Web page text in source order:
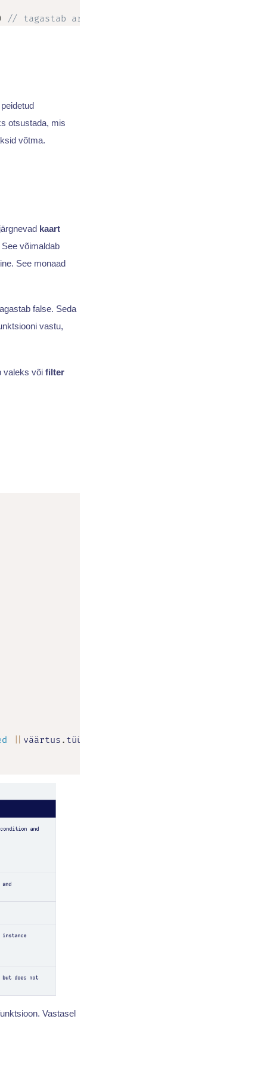
// tagastab arvu vahemikus 0 ja 200
otsustada, mis
võtma.
kaart
võimaldab
See monaad
false. Seda
vastu,
valeks või filter
väärtus . tüüp
Vastasel